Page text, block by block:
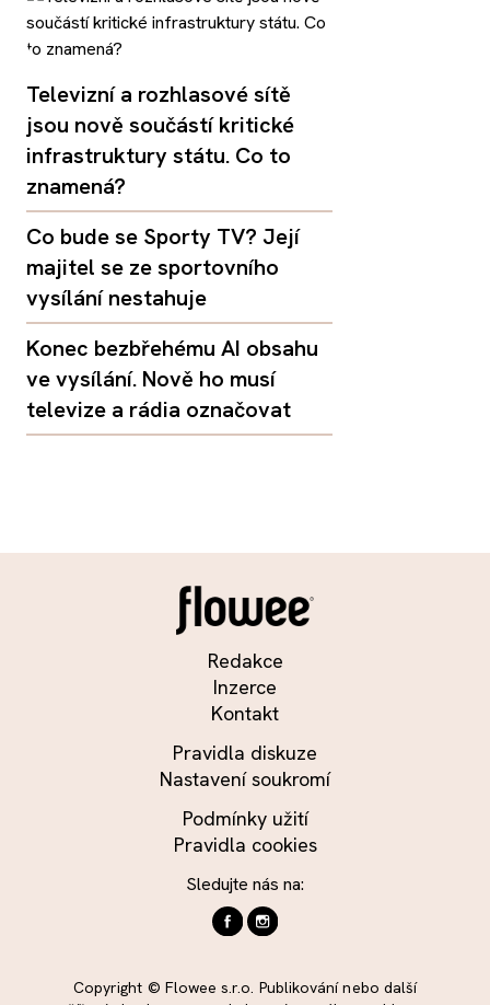
Televizní a rozhlasové sítě
jsou nově součástí kritické
infrastruktury státu. Co to
znamená?
Co bude se Sporty TV? Její
majitel se ze sportovního
vysílání nestahuje
Konec bezbřehému AI obsahu
ve vysílání. Nově ho musí
televize a rádia označovat
Redakce
Inzerce
Kontakt
Pravidla diskuze
Nastavení soukromí
Podmínky užití
Pravidla cookies
Sledujte nás na:
Copyright © Flowee s.r.o. Publikování nebo další